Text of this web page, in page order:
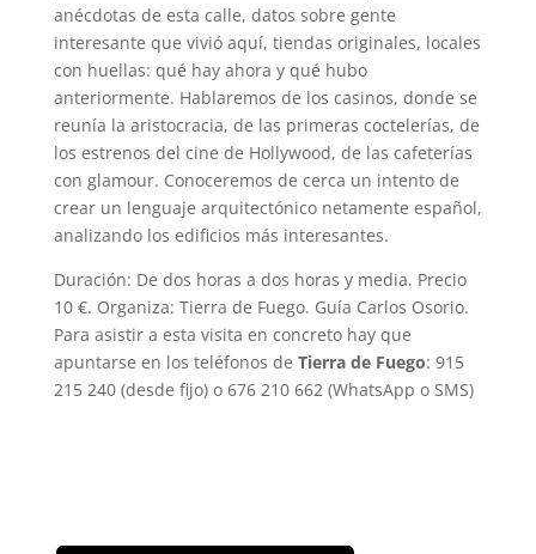
anécdotas de esta calle, datos sobre gente
interesante que vivió aquí, tiendas originales, locales
con huellas: qué hay ahora y qué hubo
anteriormente. Hablaremos de los casinos, donde se
reunía la aristocracia, de las primeras coctelerías, de
los estrenos del cine de Hollywood, de las cafeterías
con glamour. Conoceremos de cerca un intento de
crear un lenguaje arquitectónico netamente español,
analizando los edificios más interesantes.
Duración: De dos horas a dos horas y media. Precio
10 €. Organiza: Tierra de Fuego. Guía Carlos Osorio.
Para asistir a esta visita en concreto hay que
apuntarse en los teléfonos de Tierra de Fuego: 915
215 240 (desde fijo) o 676 210 662 (WhatsApp o SMS)